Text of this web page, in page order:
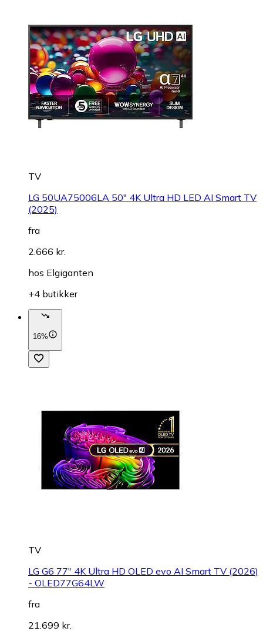
TV
LG 50UA75006LA 50" 4K Ultra HD LED AI Smart TV
(2025)
fra
2.666 kr.
hos Elgiganten
+4 butikker
16%
TV
LG G6 77" 4K Ultra HD OLED evo AI Smart TV (2026)
- OLED77G64LW
fra
21.699 kr.